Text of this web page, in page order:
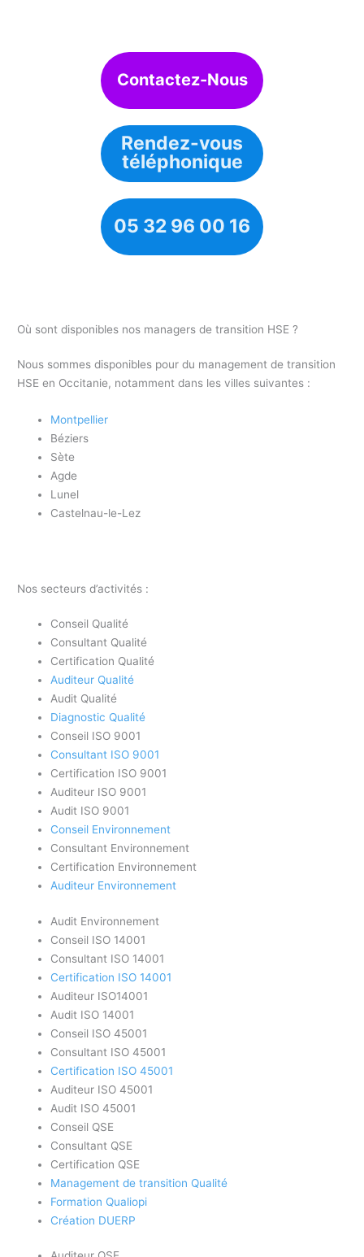
Contactez-Nous
Rendez-vous
téléphonique
05 32 96 00 16
Où sont disponibles nos managers de transition HSE ?
Nous sommes disponibles pour du management de transition
HSE en Occitanie, notamment dans les villes suivantes :
Montpellier
Béziers
Sète
Agde
Lunel
Castelnau-le-Lez
Nos secteurs d’activités :
Conseil Qualité
Consultant Qualité
Certification Qualité
Auditeur Qualité
Audit Qualité
Diagnostic Qualité
Conseil ISO 9001
Consultant ISO 9001
Certification ISO 9001
Auditeur ISO 9001
Audit ISO 9001
Conseil Environnement
Consultant Environnement
Certification Environnement
Auditeur Environnement
Audit Environnement
Conseil ISO 14001
Consultant ISO 14001
Certification ISO 14001
Auditeur ISO14001
Audit ISO 14001
Conseil ISO 45001
Consultant ISO 45001
Certification ISO 45001
Auditeur ISO 45001
Audit ISO 45001
Conseil QSE
Consultant QSE
Certification QSE
Management de transition Qualité
Formation Qualiopi
Création DUERP